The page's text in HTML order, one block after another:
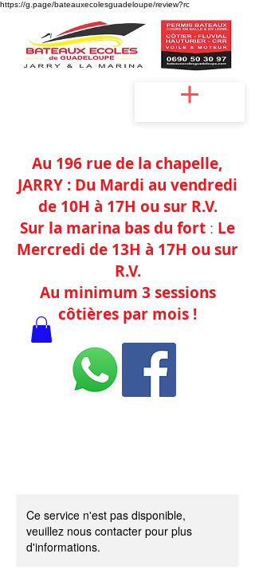
https://g.page/bateauxecolesguadeloupe/review?rc
Au 196 rue de la chapelle,
JARRY : Du Mardi au vendredi
de 10H à 17H ou sur R.V.
Sur la marina bas du fort : Le
Mercredi de 13H à 17H ou sur
R.V.
Au minimum 3 sessions
côtières par mois !
Agréments : Jarry -n°097138/2022 / La
marina -n°097142/202
Ce service n'est pas disponible,
veuillez nous contacter pour plus
d'informations.